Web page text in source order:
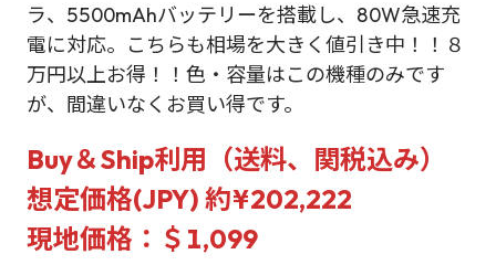
ラ、5500mAhバッテリーを搭載し、80W急速充
電に対応。こちらも相場を大きく値引き中！！８
万円以上お得！！色・容量はこの機種のみです
が、間違いなくお買い得です。
Buy＆Ship利用（送料、関税込み）
想定価格(JPY) 約¥202,222
現地価格：＄1,099